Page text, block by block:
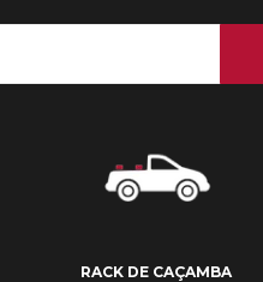
RACK DE CAÇAMBA